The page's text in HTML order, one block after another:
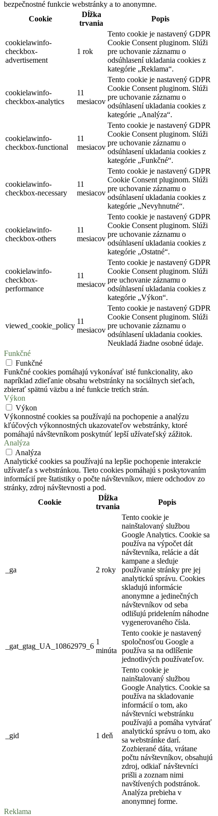
bezpečnostné funkcie webstránky a to anonymne.
Cookie
Dĺžka
trvania
Popis
cookielawinfo-
checkbox-
advertisement
1 rok
Tento cookie je nastavený GDPR
Cookie Consent pluginom. Slúži
pre uchovanie záznamu o
odsúhlasení ukladania cookies z
kategórie „Reklama“.
cookielawinfo-
checkbox-analytics
11
mesiacov
Tento cookie je nastavený GDPR
Cookie Consent pluginom. Slúži
pre uchovanie záznamu o
odsúhlasení ukladania cookies z
kategórie „Analýza“.
cookielawinfo-
checkbox-functional
11
mesiacov
Tento cookie je nastavený GDPR
Cookie Consent pluginom. Slúži
pre uchovanie záznamu o
odsúhlasení ukladania cookies z
kategórie „Funkčné“.
cookielawinfo-
checkbox-necessary
11
mesiacov
Tento cookie je nastavený GDPR
Cookie Consent pluginom. Slúži
pre uchovanie záznamu o
odsúhlasení ukladania cookies z
kategórie „Nevyhnutné“.
cookielawinfo-
checkbox-others
11
mesiacov
Tento cookie je nastavený GDPR
Cookie Consent pluginom. Slúži
pre uchovanie záznamu o
odsúhlasení ukladania cookies z
kategórie „Ostatné“.
cookielawinfo-
checkbox-
performance
11
mesiacov
Tento cookie je nastavený GDPR
Cookie Consent pluginom. Slúži
pre uchovanie záznamu o
odsúhlasení ukladania cookies z
kategórie „Výkon“.
viewed_cookie_policy
11
mesiacov
Tento cookie je nastavený GDPR
Cookie Consent pluginom. Slúži
pre uchovanie záznamu o
odsúhlasení ukladania cookies.
Neukladá žiadne osobné údaje.
Funkčné
Funkčné
Funkčné cookies pomáhajú vykonávať isté funkcionality, ako
napríklad zdieľanie obsahu webstránky na sociálnych sieťach,
zbierať spätnú väzbu a iné funkcie tretích strán.
Výkon
Výkon
Výkonnostné cookies sa používajú na pochopenie a analýzu
kľúčových výkonnostných ukazovateľov webstránky, ktoré
pomáhajú návštevníkom poskytnúť lepší užívateľský zážitok.
Analýza
Analýza
Analytické cookies sa používajú na lepšie pochopenie interakcie
užívateľa s webstránkou. Tieto cookies pomáhajú s poskytovaním
informácií pre štatistiky o počte návštevníkov, miere odchodov zo
stránky, zdroj návštevnosti a pod.
Cookie
Dĺžka
trvania
Popis
_ga 2 roky
Tento cookie je
nainštalovaný službou
Google Analytics. Cookie sa
používa na výpočet dát
návštevníka, relácie a dát
kampane a sleduje
používanie stránky pre jej
analytickú správu. Cookies
skladujú informácie
anonymne a jedinečných
návštevníkov od seba
odlišujú pridelením náhodne
vygenerovaného čísla.
_gat_gtag_UA_10862979_6
1
minúta
Tento cookie je nastavený
spoločnosťou Google a
používa sa na odlíšenie
jednotlivých používateľov.
_gid 1 deň
Tento cookie je
nainštalovaný službou
Google Analytics. Cookie sa
používa na skladovanie
informácií o tom, ako
návštevníci webstránku
používajú a pomáha vytvárať
analytickú správu o tom, ako
sa webstránke darí.
Zozbierané dáta, vrátane
počtu návštevníkov, obsahujú
zdroj, odkiaľ návštevníci
prišli a zoznam nimi
navštívených podstránok.
Analýza prebieha v
anonymnej forme.
Reklama